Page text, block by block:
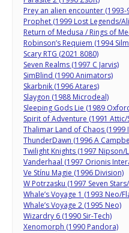
Prey an alien encounter
Prophet (1999 Lost Legends/
Return of Medusa / Rings of
Robinson’s Requiem (1994
Scary RTG (2021 8080)
Seven Realms (1997 C Jarvis)
SimBlind (1990 Animators)
Skarbnik (1996 Atares)
Slaygon (1988 Microdeal)
Sleeping Gods Lie (1989
Spirit of Adventure (1991 Attic/
Thalimar Land of Chaos (1999
ThunderDawn (1996 A
Twilight Knights (1997 Nipson/
Vanderhaal (1997 Orionis
Ve Stí­nu Magie (1996 Division)
W Potrzasku (1997 Seven
Whale’s Voyage 1 (1993 Neo/
Whale’s Voyage 2 (1995 Neo)
Wizardry 6 (1990 Sir-Tech)
Xenomorph (1990 Pandora)